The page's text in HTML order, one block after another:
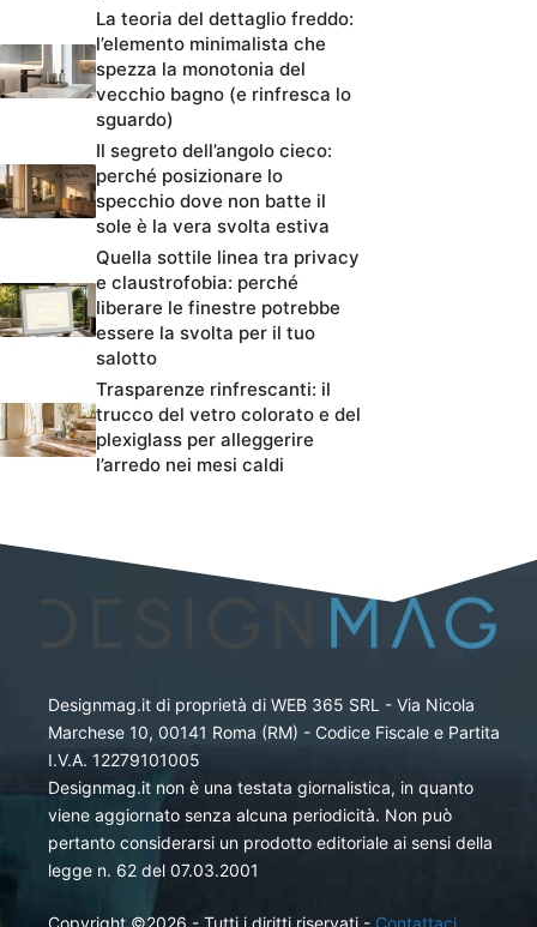
La teoria del dettaglio freddo:
l’elemento minimalista che
spezza la monotonia del
vecchio bagno (e rinfresca lo
sguardo)
Il segreto dell’angolo cieco:
perché posizionare lo
specchio dove non batte il
sole è la vera svolta estiva
Quella sottile linea tra privacy
e claustrofobia: perché
liberare le finestre potrebbe
essere la svolta per il tuo
salotto
Trasparenze rinfrescanti: il
trucco del vetro colorato e del
plexiglass per alleggerire
l’arredo nei mesi caldi
Designmag.it di proprietà di WEB 365 SRL - Via Nicola
Marchese 10, 00141 Roma (RM) - Codice Fiscale e Partita
I.V.A. 12279101005
Designmag.it non è una testata giornalistica, in quanto
viene aggiornato senza alcuna periodicità. Non può
pertanto considerarsi un prodotto editoriale ai sensi della
legge n. 62 del 07.03.2001
Copyright ©2026 - Tutti i diritti riservati - Contattaci